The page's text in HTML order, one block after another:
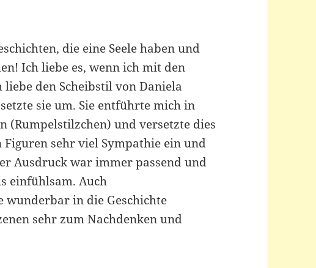
die eine Seele haben und
Ich liebe es, wenn ich mit den
den Scheibstil von Daniela
sie um. Sie entführte mich in
(Rumpelstilzchen) und versetzte dies
Figuren sehr viel Sympathie ein und
Ausdruck war immer passend und
einfühlsam. Auch
wunderbar in die Geschichte
sehr zum Nachdenken und